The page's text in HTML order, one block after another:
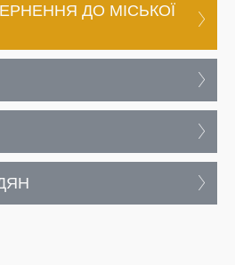
ДО МІСЬКОЇ